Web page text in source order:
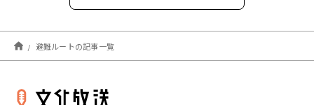
2025年09月
2025年05月
2022年03月
避難ルートの記事一覧